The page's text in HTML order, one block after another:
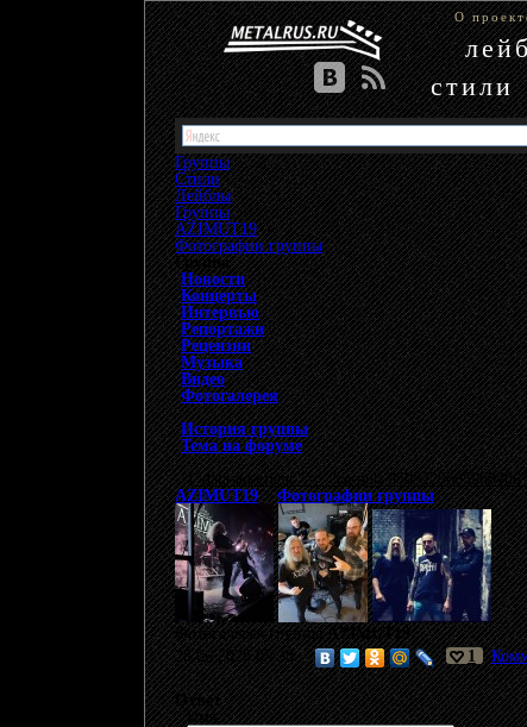
О
стили
Группы
Стили
Лейблы
Группы»
AZIMUT19»
Фотографии группы
Группа
Новости
Концерты
Интервью
Репортажи
Рецензии
Музыка
Видео
Фотогалерея
История группы
Тема на форуме
{"data-ad-client" => "ca-pub-
AZIMUT19>Фотографии группы
Фотогалерея группыAZIMUT19
28.06.2026 05:38
1
Ответ
Имя: